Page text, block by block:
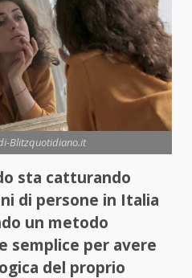
Blitzquotidiano.it
sta catturando
di persone in Italia
un metodo
semplice per avere
del proprio